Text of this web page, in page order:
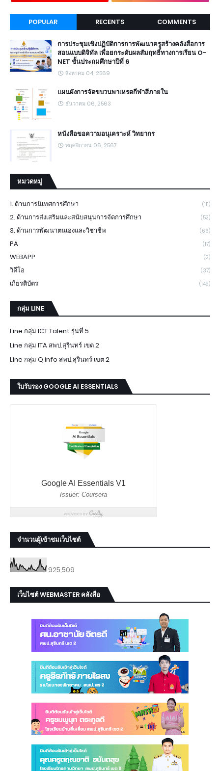
POPULAR RECENTS COMMENTS
การประชุมเชิงปฏิบัติการการพัฒนาครูสร้างคลังสื่อการ
สอนแบบดิจิทัล เพื่อยกระดับผลสัมฤทธิ์ทางการเรียน O-
NET ชั้นประถมศึกษาปีที่ 6
สิงหาคม 04, 2569
แผนผังการจัดขบวนพาเหรดกีฬาสีภายใน
ธันวาคม 06, 2563
หนังสือขอความอนุเคราะห์ วิทยากร
พฤศจิกายน 06, 2567
หมวดหมู่
1. ด้านการนิเทศการศึกษา (111)
2. ด้านการส่งเสริมและสนับสนุนการจัดการศึกษา (52)
3. ด้านการพัฒนาตนเองและวิชาชีพ (66)
PA (17)
WEBAPP (2)
วิดีโอ (37)
เกียรติบัตร (149)
กลุ่ม LINE
Line กลุ่ม ICT Talent รุ่นที่ 5
Line กลุ่ม ITA สพป.สุรินทร์ เขต 2
Line กลุ่ม Q info สพป.สุรินทร์ เขต 2
ใบรับรอง GOOGLE AI ESSENTIALS
จำนวนผู้เข้าชมเว็บไซต์
925,509
เว็บไซต์ WEBMASTER คลังสื่อ